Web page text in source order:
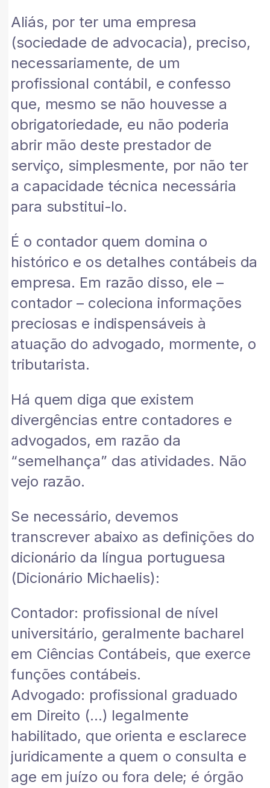
Aliás, por ter uma empresa
(sociedade de advocacia), preciso,
necessariamente, de um
profissional contábil, e confesso
que, mesmo se não houvesse a
obrigatoriedade, eu não poderia
abrir mão deste prestador de
serviço, simplesmente, por não ter
a capacidade técnica necessária
para substitui-lo.
É o contador quem domina o
histórico e os detalhes contábeis da
empresa. Em razão disso, ele –
contador – coleciona informações
preciosas e indispensáveis à
atuação do advogado, mormente, o
tributarista.
Há quem diga que existem
divergências entre contadores e
advogados, em razão da
“semelhança” das atividades. Não
vejo razão.
Se necessário, devemos
transcrever abaixo as definições do
dicionário da língua portuguesa
(Dicionário Michaelis):
Contador: profissional de nível
universitário, geralmente bacharel
em Ciências Contábeis, que exerce
funções contábeis.
Advogado: profissional graduado
em Direito (…) legalmente
habilitado, que orienta e esclarece
juridicamente a quem o consulta e
age em juízo ou fora dele; é órgão